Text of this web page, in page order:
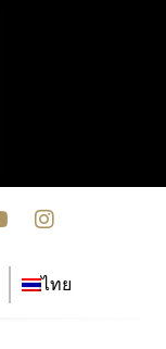
ไทย